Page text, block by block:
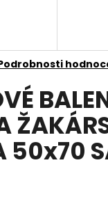
50x70
HLEDAT